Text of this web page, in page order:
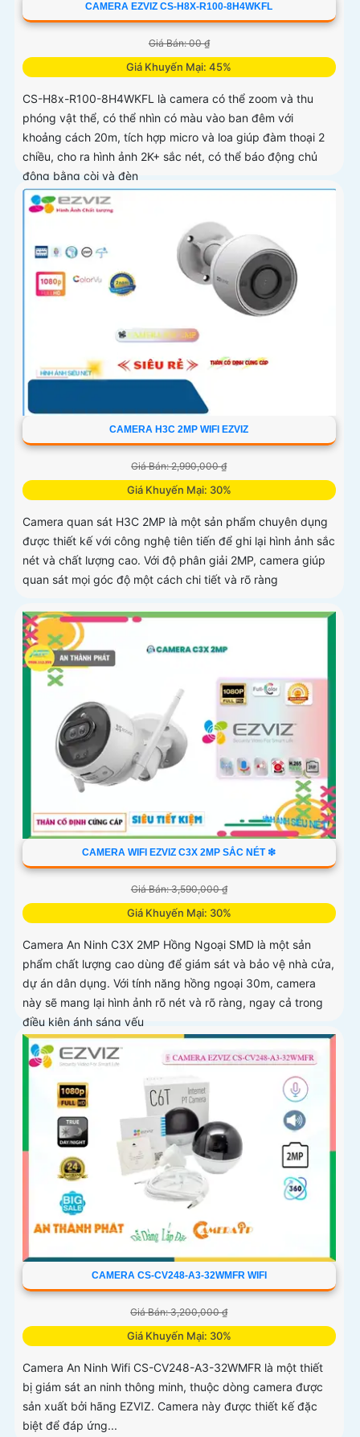
CAMERA EZVIZ CS-H8X-R100-8H4WKFL
Giá Bán: 00 ₫
Giá Khuyến Mại: 45%
CS-H8x-R100-8H4WKFL là camera có thể zoom và thu
phóng vật thể, có thể nhìn có màu vào ban đêm với
khoảng cách 20m, tích hợp micro và loa giúp đàm thoại 2
chiều, cho ra hình ảnh 2K+ sắc nét, có thể báo động chủ
động bằng còi và đèn
CAMERA H3C 2MP WIFI EZVIZ
Giá Bán: 2,990,000 ₫
Giá Khuyến Mại: 30%
Camera quan sát H3C 2MP là một sản phẩm chuyên dụng
được thiết kế với công nghệ tiên tiến để ghi lại hình ảnh sắc
nét và chất lượng cao. Với độ phân giải 2MP, camera giúp
quan sát mọi góc độ một cách chi tiết và rõ ràng
CAMERA WIFI EZVIZ C3X 2MP SẮC NÉT ❇
Giá Bán: 3,590,000 ₫
Giá Khuyến Mại: 30%
Camera An Ninh C3X 2MP Hồng Ngoại SMD là một sản
phẩm chất lượng cao dùng để giám sát và bảo vệ nhà cửa,
dự án dân dụng. Với tính năng hồng ngoại 30m, camera
này sẽ mang lại hình ảnh rõ nét và rõ ràng, ngay cả trong
điều kiện ánh sáng yếu
CAMERA CS-CV248-A3-32WMFR WIFI
Giá Bán: 3,200,000 ₫
Giá Khuyến Mại: 30%
Camera An Ninh Wifi CS-CV248-A3-32WMFR là một thiết
bị giám sát an ninh thông minh, thuộc dòng camera được
sản xuất bởi hãng EZVIZ. Camera này được thiết kế đặc
biệt để đáp ứng...